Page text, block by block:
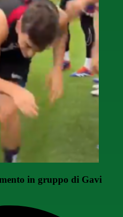
in gruppo di Gavi